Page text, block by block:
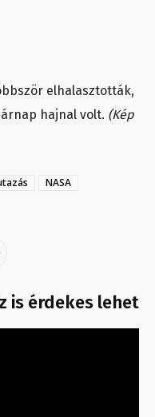
elhalasztották,
hajnal volt. (Kép
NASA
is érdekes lehet